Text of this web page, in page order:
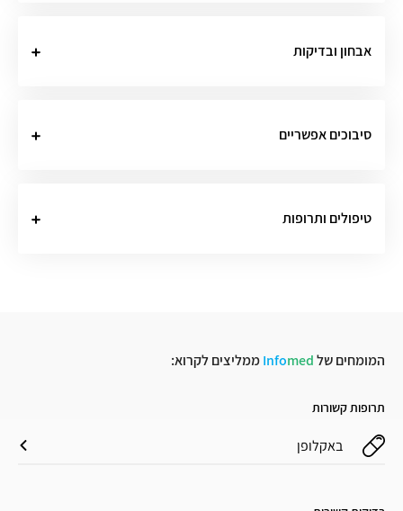
אבחון ובדיקות
סיבוכים אפשריים
טיפולים ותרופות
המומחים של Infomed ממליצים לקרוא:
תרופות קשורות
באקלופן